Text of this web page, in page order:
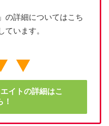
の詳細についてはこち
ています。
イトの詳細はこ
！